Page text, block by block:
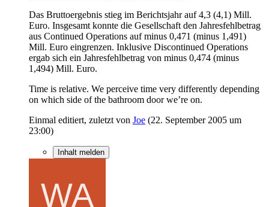
Das Bruttoergebnis stieg im Berichtsjahr auf 4,3 (4,1) Mill.
Euro. Insgesamt konnte die Gesellschaft den Jahresfehlbetrag
aus Continued Operations auf minus 0,471 (minus 1,491)
Mill. Euro eingrenzen. Inklusive Discontinued Operations
ergab sich ein Jahresfehlbetrag von minus 0,474 (minus
1,494) Mill. Euro.
Time is relative. We perceive time very differently depending
on which side of the bathroom door we’re on.
Einmal editiert, zuletzt von Joe (22. September 2005 um
23:00)
Inhalt melden